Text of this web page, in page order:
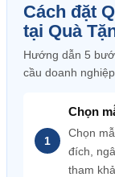
Cách đặt
tại Quà
Hướng dẫn 5
cầu doanh
Chọn
Chọn
đích,
tham